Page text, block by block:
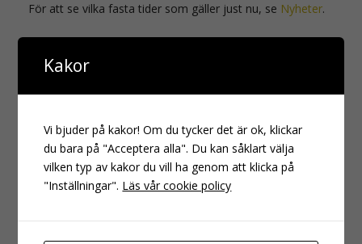
För att se vilka fasta tider som gäller just nu, se Nyheter.
Press
Alla hjärtans dag
Om ni önskar låna smycken för modefotografering e dyl,
kontakta oss gärna enligt ovan.
Kakor
Vi bjuder på kakor! Om du tycker det är ok, klickar
du bara på "Acceptera alla". Du kan såklart välja
vilken typ av kakor du vill ha genom att klicka på
"Inställningar". Läs vår cookie policy